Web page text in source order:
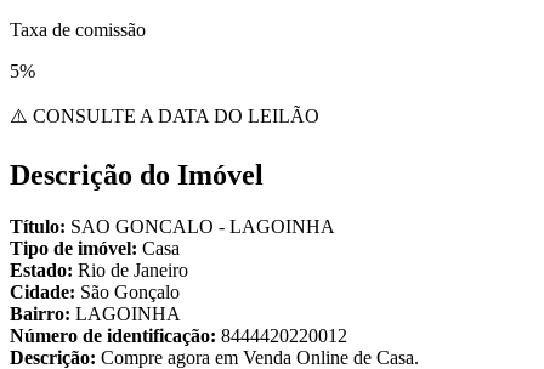
Taxa de comissão
5%
⚠️ CONSULTE A DATA DO LEILÃO
Descrição do Imóvel
Título: SAO GONCALO - LAGOINHA
Tipo de imóvel: Casa
Estado: Rio de Janeiro
Cidade: São Gonçalo
Bairro: LAGOINHA
Número de identificação: 8444420220012
Descrição: Compre agora em Venda Online de Casa.